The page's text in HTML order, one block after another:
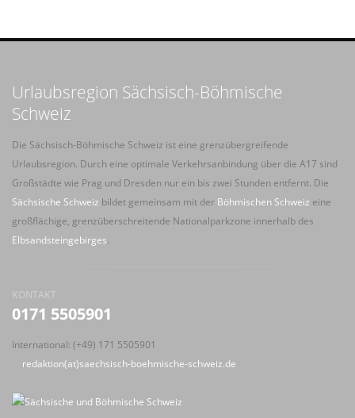
Urlaubsregion Sächsisch-Böhmische
Schweiz
Die Sächsisch-Böhmische Schweiz ist eine grenzübergreifende
Urlaubsregion. Durch eine optimale Verkehrsanbindung über die A17 sind
Großstädte wie Prag und Dresden nur ein bis zwei Stunden entfernt. Die
Sächsische Schweiz bildet gemeinsam mit der Böhmischen Schweiz eine
großflächige, grenzüberschreitende Nationalparkzone innerhalb des
Elbsandsteingebirges.
KONTAKT
0171 5505901
International: (+49) 171 5505901
redaktion(at)saechsisch-boehmische-schweiz.de